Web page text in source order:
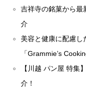
吉祥寺の銘菓から最
介
美容と健康に配慮し
「Grammie’s
【川越 パン屋 特集
介！